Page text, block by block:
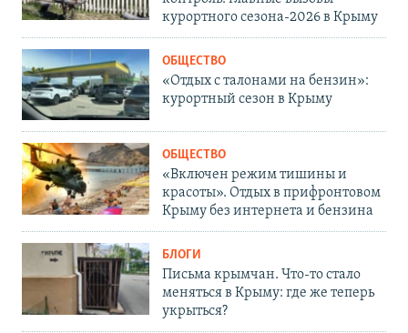
курортного сезона-2026 в Крыму
ОБЩЕСТВО
«Отдых с талонами на бензин»:
курортный сезон в Крыму
ОБЩЕСТВО
«Включен режим тишины и
красоты». Отдых в прифронтовом
Крыму без интернета и бензина
БЛОГИ
Письма крымчан. Что-то стало
меняться в Крыму: где же теперь
укрыться?